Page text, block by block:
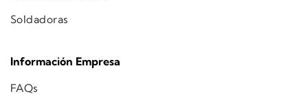
Soldadoras
Información Empresa
FAQs